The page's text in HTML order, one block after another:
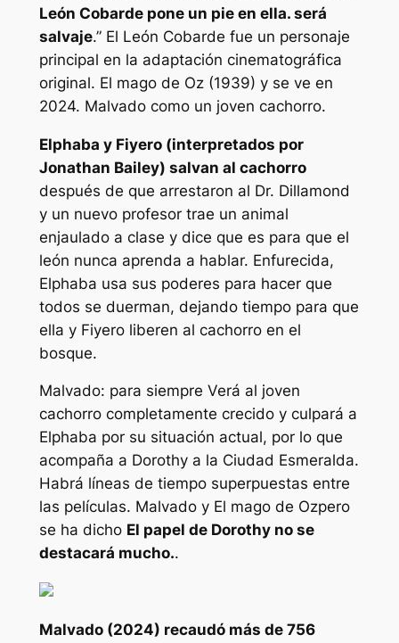
León Cobarde pone un pie en ella. será
salvaje.” El León Cobarde fue un personaje
principal en la adaptación cinematográfica
original. El mago de Oz(1939) y se ve en
2024. Malvado como un joven cachorro.
Elphaba y Fiyero (interpretados por
Jonathan Bailey) salvan al cachorro
después de que arrestaron al Dr. Dillamond
y un nuevo profesor trae un animal
enjaulado a clase y dice que es para que el
león nunca aprenda a hablar. Enfurecida,
Elphaba usa sus poderes para hacer que
todos se duerman, dejando tiempo para que
ella y Fiyero liberen al cachorro en el
bosque.
Malvado: para siempre Verá al joven
cachorro completamente crecido y culpará a
Elphaba por su situación actual, por lo que
acompaña a Dorothy a la Ciudad Esmeralda.
Habrá líneas de tiempo superpuestas entre
las películas. Malvado y El mago de Ozpero
se ha dicho El papel de Dorothy no se
destacará mucho..
Malvado (2024) recaudó más de 756